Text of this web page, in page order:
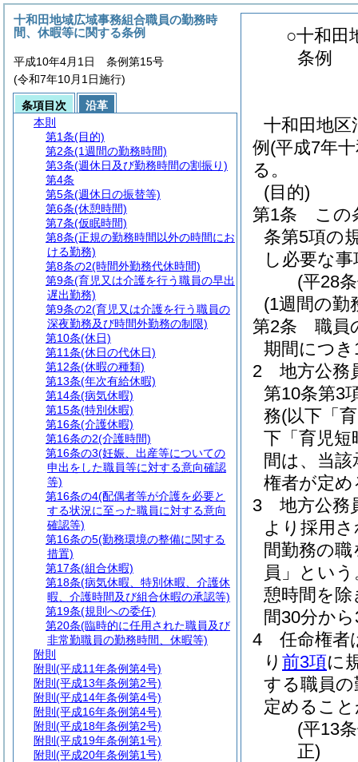
○十和田
条例
十和田地区
例(平成7年
る。
(目的)
第1条
この
条第5項の
し必要な
(平28
(1週間の勤
第2条
職員
期間につ
2
地方公務
第10条第3
務(以下「
下「育児短
間は、当
権者が定め
3
地方公務
より採用
間勤務の
員」という
憩時間を
間30分か
4
任命権者
り 前3項に
する職員
定めるこ
(平13
正)
十和田地域広域事務組合職員の勤務時
間、休暇等に関する条例
平成10年4月1日 条例第15号
(令和7年10月1日施行)
条項目次
沿革
本則
第1条(目的)
第2条(1週間の勤務時間)
第3条(週休日及び勤務時間の割振り)
第4条
第5条(週休日の振替等)
第6条(休憩時間)
第7条(仮眠時間)
第8条(正規の勤務時間以外の時間にお
ける勤務)
第8条の2(時間外勤務代休時間)
第9条(育児又は介護を行う職員の早出
遅出勤務)
第9条の2(育児又は介護を行う職員の
深夜勤務及び時間外勤務の制限)
第10条(休日)
第11条(休日の代休日)
第12条(休暇の種類)
第13条(年次有給休暇)
第14条(病気休暇)
第15条(特別休暇)
第16条(介護休暇)
第16条の2(介護時間)
第16条の3(妊娠、出産等についての
申出をした職員等に対する意向確認
等)
第16条の4(配偶者等が介護を必要と
する状況に至った職員に対する意向
確認等)
第16条の5(勤務環境の整備に関する
措置)
第17条(組合休暇)
第18条(病気休暇、特別休暇、介護休
暇、介護時間及び組合休暇の承認等)
第19条(規則への委任)
第20条(臨時的に任用された職員及び
非常勤職員の勤務時間、休暇等)
附則
附則 (平成11年条例第4号)
附則 (平成13年条例第2号)
附則 (平成14年条例第4号)
附則 (平成16年条例第4号)
附則 (平成18年条例第2号)
附則 (平成19年条例第1号)
附則 (平成20年条例第1号)